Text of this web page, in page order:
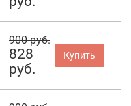
900 руб.
828
руб.
Купить